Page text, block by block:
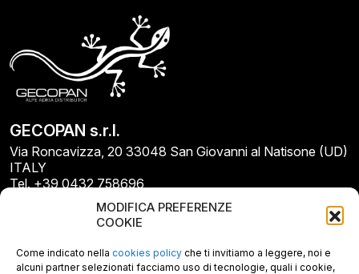
MODIFICA PREFERENZE
COOKIE
Come indicato nella cookies policy che ti invitiamo a leggere, noi e
alcuni partner selezionati facciamo uso di tecnologie, quali i cookie,
GECOPAN s.r.l.
Via Roncavizza, 20 33048 San Giovanni al Natisone (UD)
ITALY
Tel. +39 0432 758696
E-mail: info@gecopan.it
E-mail PEC: gecopan@pec.it
P.I. E C.F. 02487660306
N. REA UD 264834
Capitale sociale € 30.000